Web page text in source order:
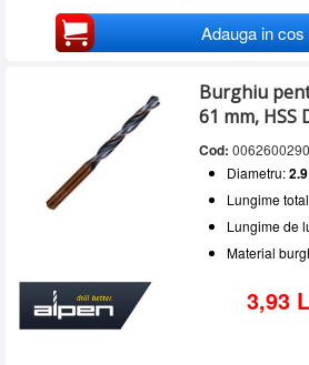
Adauga in cos
Burghiu
61 mm, HSS
Cod:
Diametru:
Lungime
Lungime de
Material
3,93